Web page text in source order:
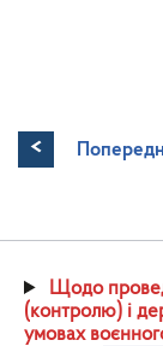
<
Щодо
(контролю) і
умовах